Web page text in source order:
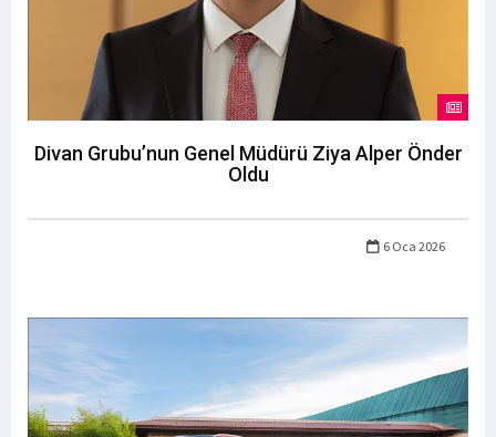
Divan Grubu’nun Genel Müdürü Ziya Alper Önder
Oldu
6 Oca 2026